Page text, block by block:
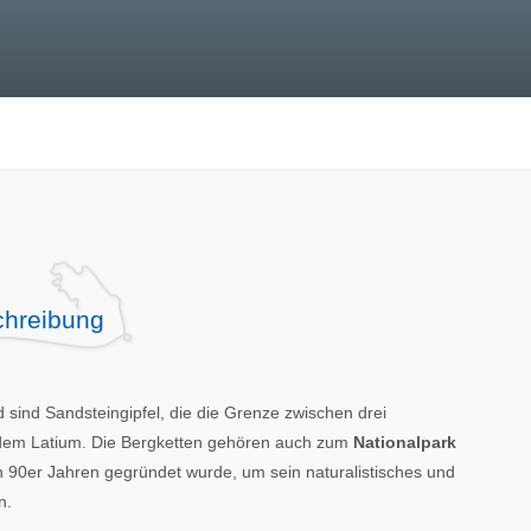
sind Sandsteingipfel, die die Grenze zwischen drei
Latium. Die Bergketten gehören auch zum Nationalpark
90er Jahren gegründet wurde, um sein naturalistisches und